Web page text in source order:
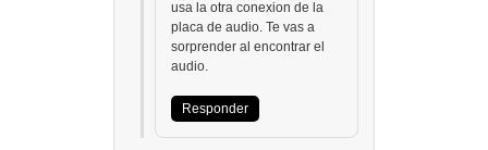
usa la otra conexion de la
placa de audio. Te vas a
sorprender al encontrar el
audio.
Responder